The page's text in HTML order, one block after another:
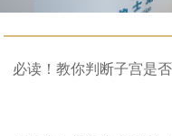
必读！教你判断子宫是